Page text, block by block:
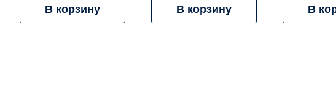
В корзину В корзину В